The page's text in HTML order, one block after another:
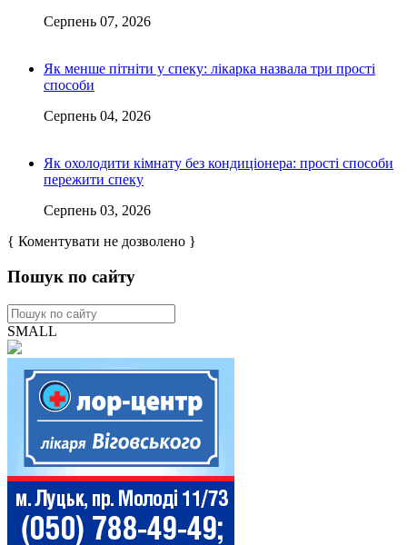
Серпень 07, 2026
Як менше пітніти у спеку: лікарка назвала три прості
способи
Серпень 04, 2026
Як охолодити кімнату без кондиціонера: прості способи
пережити спеку
Серпень 03, 2026
{ Коментувати не дозволено }
Пошук по сайту
SMALL